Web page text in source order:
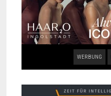
WERBUNG